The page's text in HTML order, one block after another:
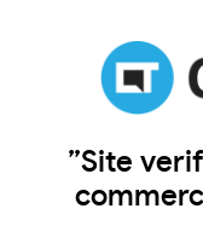
”Site